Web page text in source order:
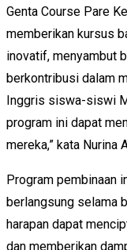
Genta Course Pare
memberikan kursus
inovatif, menyambut
berkontribusi dalam
Inggris siswa-siswi
program ini dapat
mereka,” kata Nurina
Program pembinaan
berlangsung selama
harapan dapat
dan memberikan